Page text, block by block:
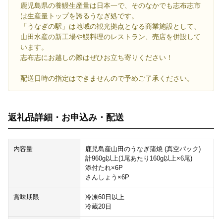
鹿児島県の養鰻生産量は日本一で、そのなかでも志布志市
は生産量トップを誇るうなぎ処です。
「うなぎの駅」は地域の観光拠点となる商業施設として、
山田水産の新工場や鰻料理のレストラン、売店を併設して
います。
志布志にお越しの際はぜひお立ち寄りください！
配送日時の指定はできませんので予めご了承ください。
返礼品詳細・お申込み・配送
内容量
鹿児島産山田のうなぎ蒲焼 (真空パック)
計960g以上(1尾あたり160g以上×6尾)
添付たれ×6P
さんしょう×6P
賞味期限
冷凍60日以上
冷蔵20日